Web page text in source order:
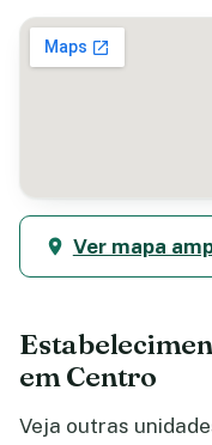
Ver mapa
em Centro
Veja outras